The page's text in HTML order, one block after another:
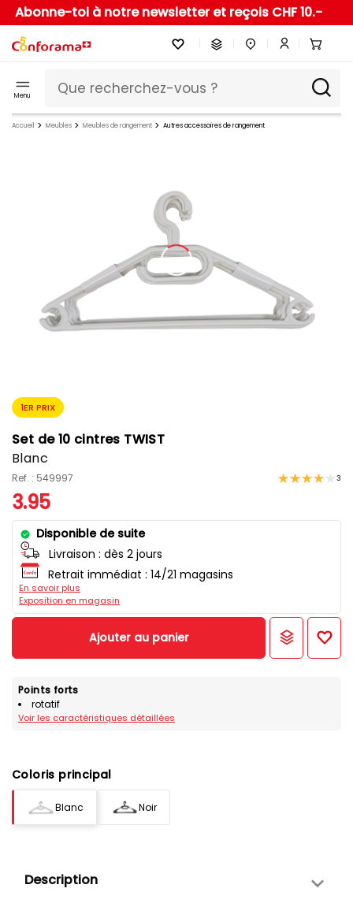
Abonne-toi à notre newsletter et reçois CHF 10.-
Menu
Accueil Meubles Meubles de rangement Autres accessoires de rangement
1ER PRIX
Set de 10 cintres TWIST
Blanc
Ref. : 549997 3
3.95
Disponible de suite
Livraison : dès 2 jours
Retrait immédiat : 14/21 magasins
En savoir plus
Exposition en magasin
Ajouter au panier
Points forts
rotatif
Voir les caractéristiques détaillées
Coloris principal
Blanc Noir
Description